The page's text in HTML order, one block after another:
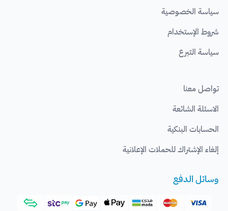
سياسة الخصوصية
شروط الإستخدام
سياسة التبرع
تواصل معنا
الاسئلة الشائعة
الحسابات البنكية
إلغاء الإشتراك للحملات الإعلانية
وسائل الدفع